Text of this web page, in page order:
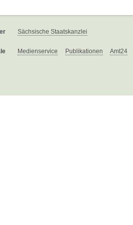
Sächsische Staatskanzlei
Medienservice Publikationen Amt24